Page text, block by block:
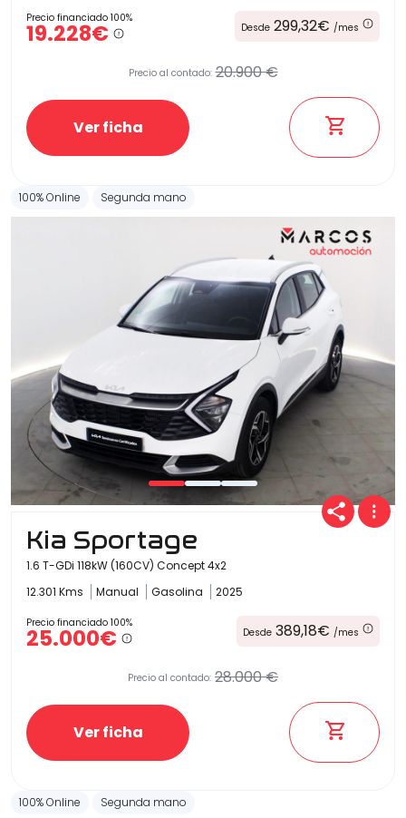
Precio financiado 100%
19.228€ Desde 299,32€ /mes
Precio al contado: 20.900 €
Ver ficha
100% Online Segunda mano
Kia Sportage
1.6 T-GDi 118kW (160CV) Concept 4x2
12.301 Kms
Manual Gasolina 2025
Precio financiado 100%
25.000€ Desde 389,18€ /mes
Precio al contado: 28.000 €
Ver ficha
100% Online Segunda mano